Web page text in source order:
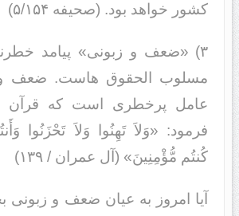
کشور خواهد بود. (صحیفه ۵/۱۵۴)
۳) «ضعف و زبونی» پیامد
مسلوب الحقوق هاست. ضعف و
عامل پرخطری است که قرآن
فرمود: «وَلاَ تَهِنُوا وَلاَ تَحْزَنُوا
کُنتُم مُّؤْمِنِینَ» (آل عمران / ۱۳۹)
آیا امروز به عیان ضعف و